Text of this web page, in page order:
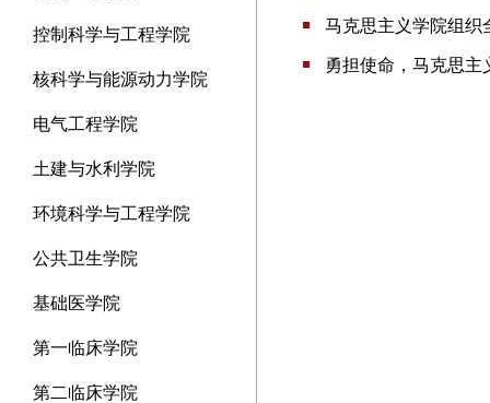
控制科学与工程学院
核科学与能源动力学院
电气工程学院
土建与水利学院
环境科学与工程学院
公共卫生学院
基础医学院
第一临床学院
第二临床学院
马克思主义学院组织
勇担使命，马克思主